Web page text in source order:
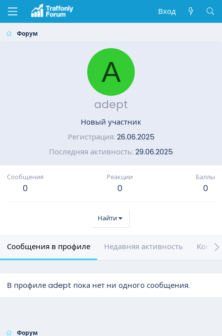
Вход
Форум
A
adept
Новый участник
Регистрация 26.06.2025
Последняя активность 29.06.2025
Сообщения
0
Реакции
0
Баллы
0
Найти
Сообщения в профиле Недавняя активность
В профиле adept пока нет ни одного сообщения.
Форум